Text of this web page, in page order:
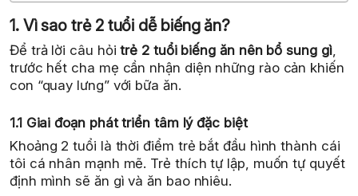
1. Vì sao trẻ 2 tuổi dễ biếng ăn?
Để trả lời câu hỏitrẻ 2 tuổi biếng ăn nên bổ sung gì,
trước hết cha mẹ cần nhận diện những rào cản khiến
con “quay lưng” với bữa ăn.
1.1 Giai đoạn phát triển tâm lý đặc biệt
Khoảng 2 tuổi là thời điểm trẻ bắt đầu hình thành cái
tôi cá nhân mạnh mẽ. Trẻ thích tự lập, muốn tự quyết
định mình sẽ ăn gì và ăn bao nhiêu.